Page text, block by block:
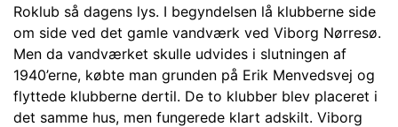
Roklub så dagens lys. I begyndelsen lå klubberne side
om side ved det gamle vandværk ved Viborg Nørresø.
Men da vandværket skulle udvides i slutningen af
1940’erne, købte man grunden på Erik Menvedsvej og
flyttede klubberne dertil. De to klubber blev placeret i
det samme hus, men fungerede klart adskilt. Viborg